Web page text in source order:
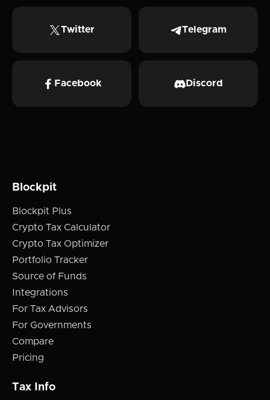
Twitter Telegram
Facebook Discord
Blockpit
Blockpit Plus
Crypto Tax Calculator
Crypto Tax Optimizer
Portfolio Tracker
Source of Funds
Integrations
For Tax Advisors
For Governments
Compare
Pricing
Tax Info